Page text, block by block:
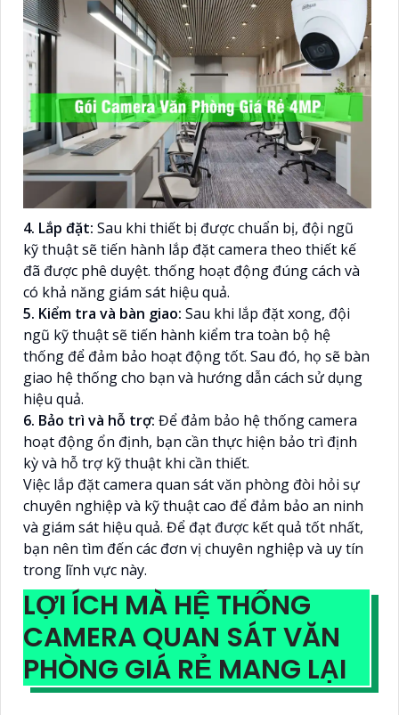
4. Lắp đặt: Sau khi thiết bị được chuẩn bị, đội ngũ
kỹ thuật sẽ tiến hành lắp đặt camera theo thiết kế
đã được phê duyệt. thống hoạt động đúng cách và
có khả năng giám sát hiệu quả.
5. Kiểm tra và bàn giao: Sau khi lắp đặt xong, đội
ngũ kỹ thuật sẽ tiến hành kiểm tra toàn bộ hệ
thống để đảm bảo hoạt động tốt. Sau đó, họ sẽ bàn
giao hệ thống cho bạn và hướng dẫn cách sử dụng
hiệu quả.
6. Bảo trì và hỗ trợ: Để đảm bảo hệ thống camera
hoạt động ổn định, bạn cần thực hiện bảo trì định
kỳ và hỗ trợ kỹ thuật khi cần thiết.
Việc lắp đặt camera quan sát văn phòng đòi hỏi sự
chuyên nghiệp và kỹ thuật cao để đảm bảo an ninh
và giám sát hiệu quả. Để đạt được kết quả tốt nhất,
bạn nên tìm đến các đơn vị chuyên nghiệp và uy tín
trong lĩnh vực này.
LỢI ÍCH MÀ HỆ THỐNG
CAMERA QUAN SÁT VĂN
PHÒNG GIÁ RẺ MANG LẠI